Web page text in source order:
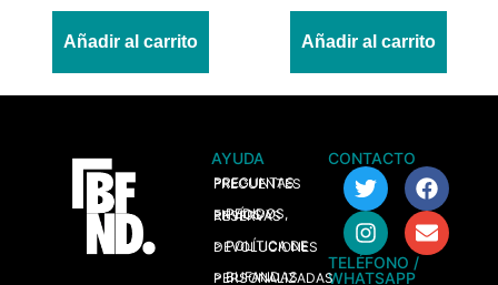
Añadir al carrito Añadir al carrito
AYUDA
> PREGUNTAS FRECUENTES
> PEDIDOS, ENVÍOS Y RESERVAS
> POLÍTICA DE DEVOLUCIONES
> BUFANDAS PERSONALIZADAS
CONTACTO
TELÉFONO /
WHATSAPP